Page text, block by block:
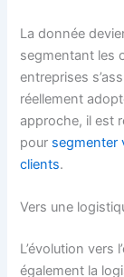
La donnée
segmentant les
entreprises
réellement
approche, il est
pour segmenter
clients.
Vers une
L’évolution vers
également la